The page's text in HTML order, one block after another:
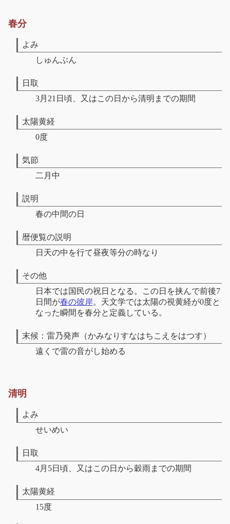
春分
よみ
しゅんぶん
日取
3月21日頃、又はこの日から清明までの期間
太陽黄経
0度
気節
二月中
説明
春の中間の日
暦便覧の説明
日天の中を行て昼夜等分の時なり
その他
日本では国民の祝日となる。この日を挟んで前後7
日間が春の彼岸。天文学では太陽の視黄経が0度と
なった瞬間を春分と定義している。
末候：雷乃発声（かみなりすなはちこえをはつす）
遠くで雷の音がし始める
清明
よみ
せいめい
日取
4月5日頃、又はこの日から穀雨までの期間
太陽黄経
15度